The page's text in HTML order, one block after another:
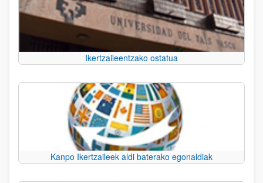
Ikertzaileentzako ostatua
Kanpo Ikertzaileek aldi baterako egonaldiak